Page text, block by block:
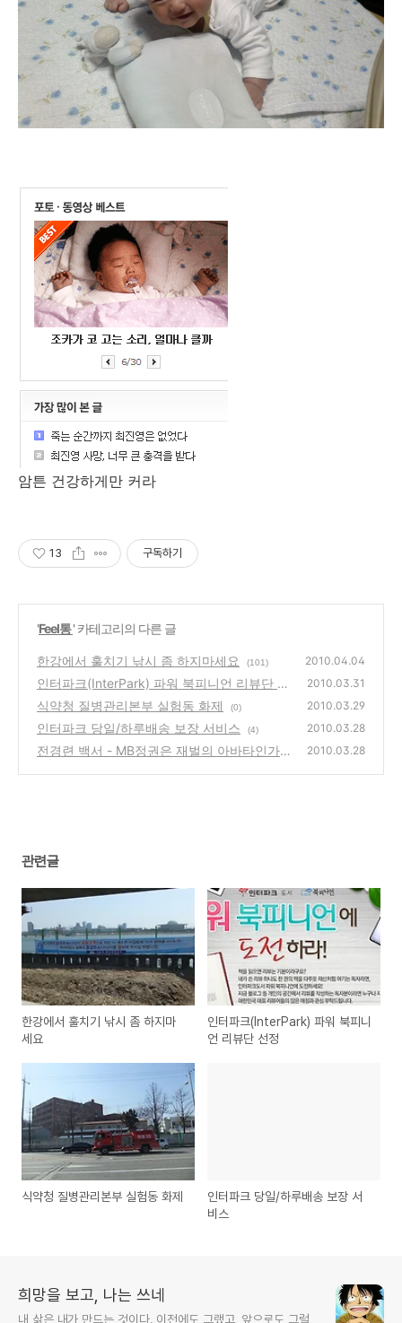
암튼 건강하게만 커라
13 구독하기
'Feel통' 카테고리의 다른 글
한강에서 훌치기 낚시 좀 하지마세요 (101) 2010.04.04
인터파크(InterPark) 파워 북피니언 리뷰단 선
정
(0)
2010.03.31
식약청 질병관리본부 실험동 화제 (0) 2010.03.29
인터파크 당일/하루배송 보장 서비스 (4) 2010.03.28
전경련 백서 - MB정권은 재벌의 아바타인가? 2010.03.28
관련글
한강에서 훌치기 낚시 좀 하지마
세요
인터파크(InterPark) 파워 북피니
언 리뷰단 선정
식약청 질병관리본부 실험동 화제
인터파크 당일/하루배송 보장 서
비스
희망을 보고, 나는 쓰네
내 삶은 내가 만드는 것이다. 이전에도 그랬고, 앞으로도 그럴